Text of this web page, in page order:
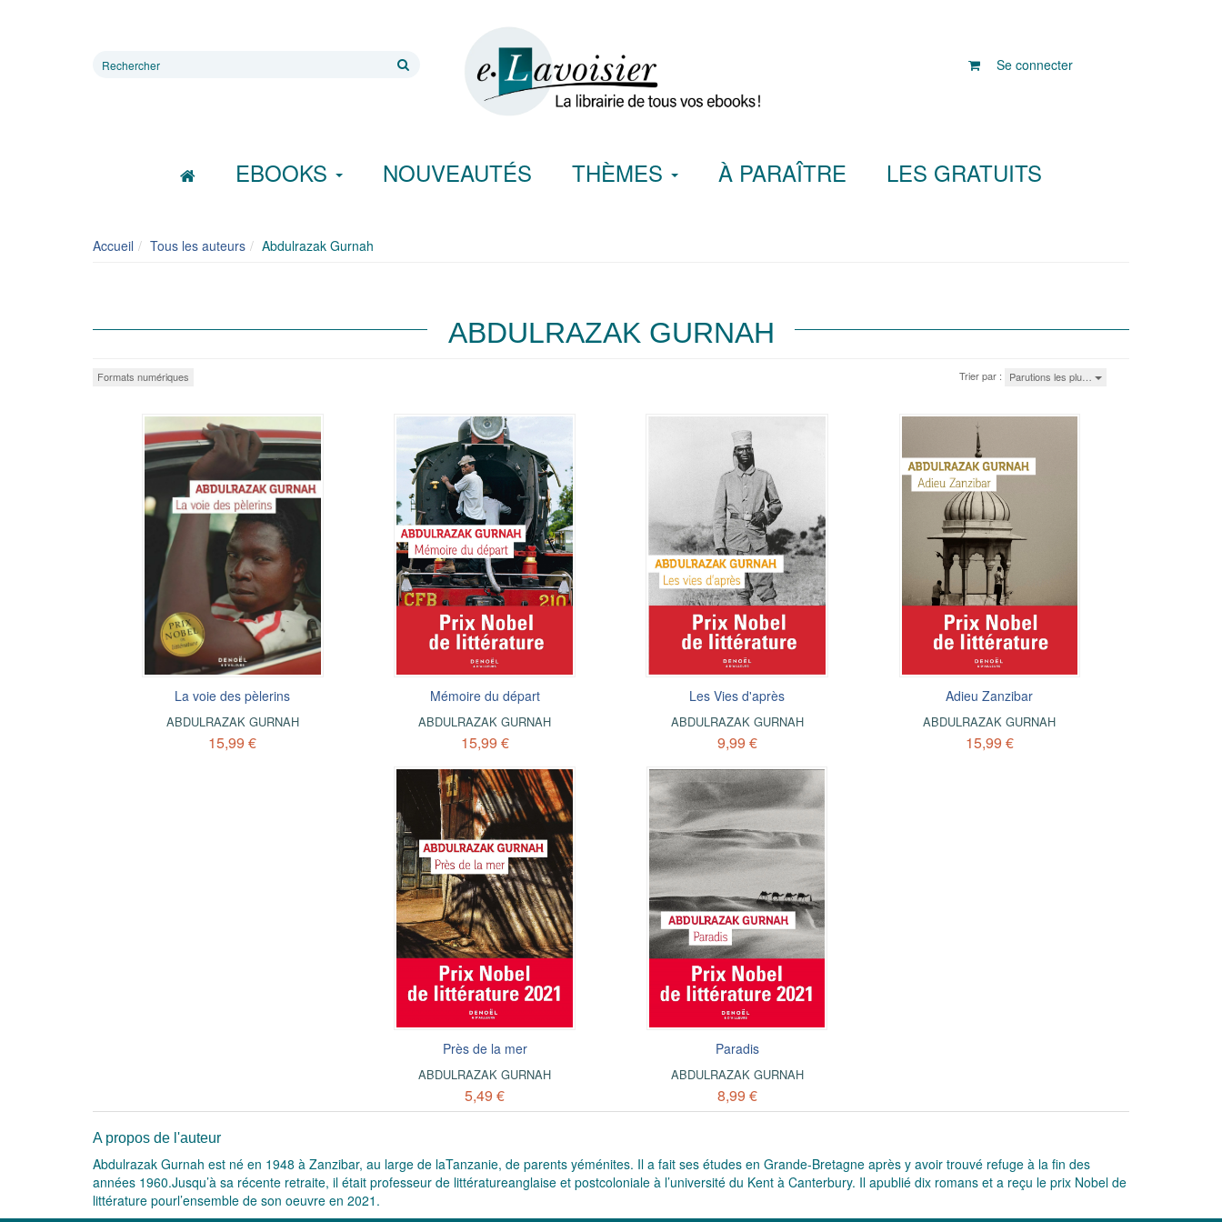
Rechercher
Se connecter
EBOOKS NOUVEAUTÉS THÈMES À PARAÎTRE LES GRATUITS
Accueil Tous les auteurs Abdulrazak Gurnah
ABDULRAZAK GURNAH
Formats numériques Trier par : Parutions les plu…
La voie des pèlerins
ABDULRAZAK GURNAH
15,99 €
Mémoire du départ
ABDULRAZAK GURNAH
15,99 €
Les Vies d'après
ABDULRAZAK GURNAH
9,99 €
Adieu Zanzibar
ABDULRAZAK GURNAH
15,99 €
Près de la mer
ABDULRAZAK GURNAH
5,49 €
Paradis
ABDULRAZAK GURNAH
8,99 €
A propos de l'auteur
Abdulrazak Gurnah est né en 1948 à Zanzibar, au large de laTanzanie, de parents yéménites. Il a fait ses études en Grande-Bretagne après y avoir trouvé refuge à la fin des
années 1960.Jusqu’à sa récente retraite, il était professeur de littératureanglaise et postcoloniale à l’université du Kent à Canterbury. Il apublié dix romans et a reçu le prix Nobel de
littérature pourl’ensemble de son oeuvre en 2021.